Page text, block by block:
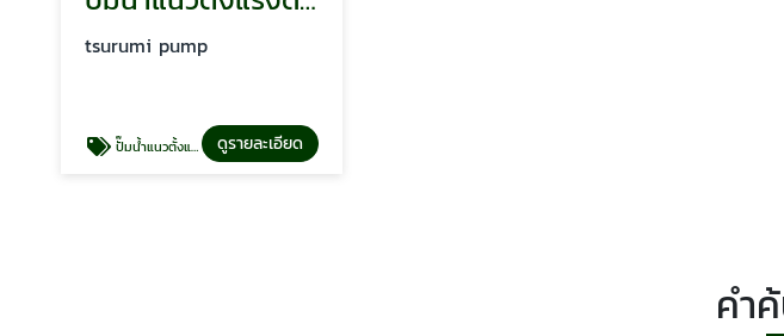
tsurumi pump
ปั๊มน้ำแนวตั้งแรงดันสูง ดูรายละเอียด
คำ